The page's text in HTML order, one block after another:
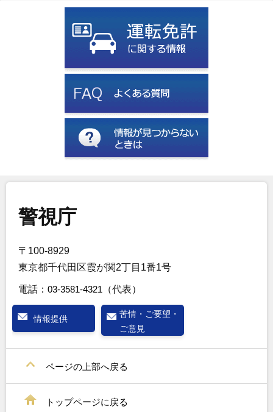
警視庁
〒100-8929
東京都千代田区霞が関2丁目1番1号
電話： 03-3581-4321 （代表）
情報提供
苦情・ご要望・
ご意見
ページの上部へ戻る
トップページに戻る